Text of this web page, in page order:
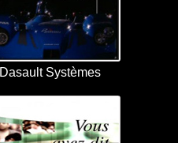
Dasault Systèmes